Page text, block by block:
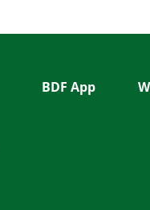
BDF App